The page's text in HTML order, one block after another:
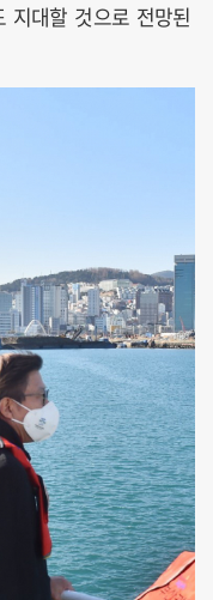
지대할 것으로 전망된